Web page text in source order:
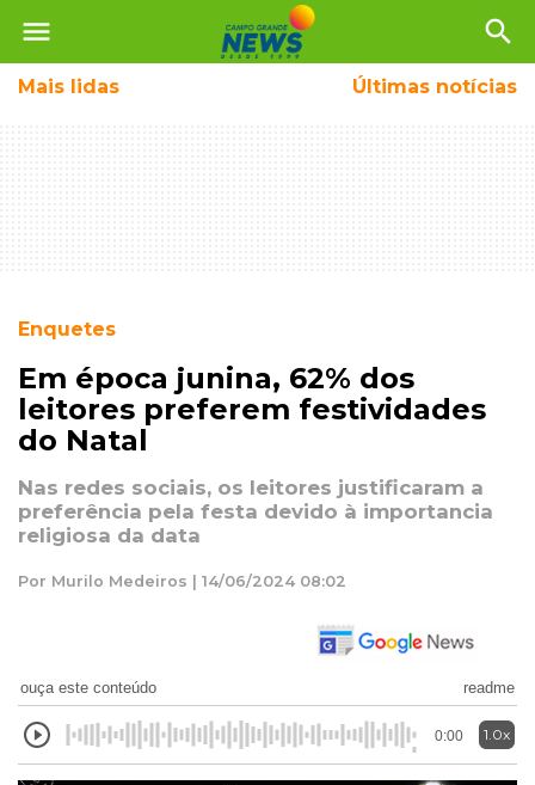
menu search
Mais lidas Últimas notícias
Enquetes
Em época junina, 62% dos
leitores preferem festividades
do Natal
Nas redes sociais, os leitores justificaram a
preferência pela festa devido à importancia
religiosa da data
Por Murilo Medeiros | 14/06/2024 08:02
ouça este conteúdo readme
0:00 1.0x